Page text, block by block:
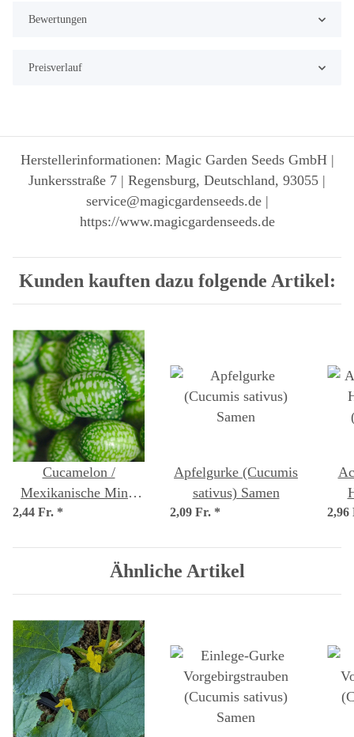
Bewertungen
Preisverlauf
Herstellerinformationen: Magic Garden Seeds GmbH |
Junkersstraße 7 | Regensburg, Deutschland, 93055 |
service@magicgardenseeds.de |
https://www.magicgardenseeds.de
Kunden kauften dazu folgende Artikel:
Cucamelon /
Mexikanische Mini-
Gurke (Melothria
2,44 Fr. *
Apfelgurke (Cucumis
sativus) Samen
2,09 Fr. *
Ähnliche Artikel